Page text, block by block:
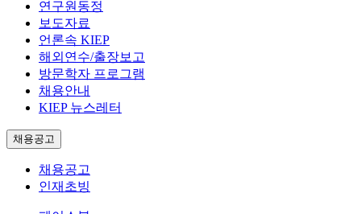
연구원동정
보도자료
언론속 KIEP
해외연수/출장보고
방문학자 프로그램
채용안내
KIEP 뉴스레터
채용공고
채용공고
인재초빙